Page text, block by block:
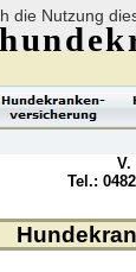
die Nutzung
V.
Tel.: